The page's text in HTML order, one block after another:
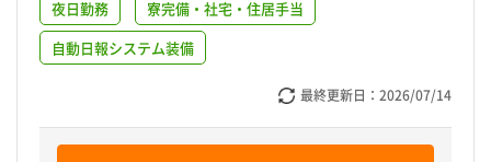
夜日勤務
寮完備・社宅・住居手当
自動日報システム装備
最終更新日： 2026/07/14